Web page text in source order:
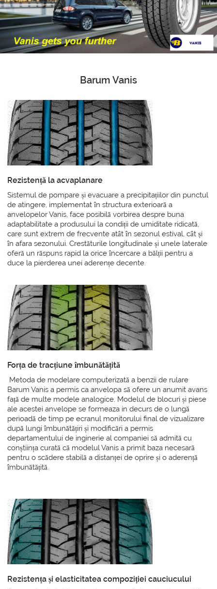
Barum Vanis
Rezistență la acvaplanare
Sistemul de pompare și evacuare a precipitațiilor din punctul
de atingere, implementat în structura exterioară a
anvelopelor Vanis, face posibilă vorbirea despre buna
adaptabilitate a produsului la condiții de umiditate ridicată,
care sunt extrem de frecvente atât în ​​sezonul estival, cât și
în afara sezonului. Crestăturile longitudinale și unele laterale
oferă un răspuns rapid la orice încercare a bălții pentru a
duce la pierderea unei aderențe decente.
Forța de tracțiune îmbunătățită
Metoda de modelare computerizată a benzii de rulare
Barum Vanis a permis ca anvelopa să ofere un anumit avans
față de multe modele analogice. Modelul de blocuri și piese
ale acestei anvelope se formeaza in decurs de o lungă
perioadă de timp pe ecranul monitorului final de vizualizare
după lungi îmbunătățiri și modificări a permis
departamentului de inginerie al companiei să admită cu
conștiința curată că modelul Vanis a primit baza necesară
pentru o scădere stabilă a distanței de oprire și o aderență
îmbunătățită.
Rezistența și elasticitatea compoziției cauciucului